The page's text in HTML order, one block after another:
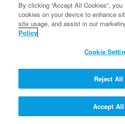
যিহূদা ৩০টি রূপার মুদ্রার জন্য যীশুর সাথে বিশ্বাসঘাতকতা করে
By clicking “Accept All Cookies”,
cookies on your device to enhance
site usage, and assist in our
Policy
Cookie
Reject All
Accept All